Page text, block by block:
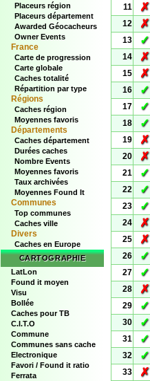
Placeurs région
Placeurs département
Awarded Géocacheurs
Owner Events
France
Carte de progression
Carte globale
Caches totalité
Répartition par type
Régions
Caches région
Moyennes favoris
Départements
Caches département
Durées caches
Nombre Events
Moyennes favoris
Taux archivées
Moyennes Found It
Communes
Top communes
Caches ville
Divers
Caches en Europe
CARTOGRAPHIE
LatLon
Found it moyen
Visu
Bollée
Caches pour TB
C.I.T.O
Commune
Communes sans cache
Electronique
Favori / Found it ratio
Ferrata
11
✗
12
✗
13
✓
14
✗
15
✗
16
✓
17
✓
18
✓
19
✗
20
✗
21
✓
22
✓
23
✓
24
✗
25
✗
26
✓
27
✓
28
✗
29
✓
30
✓
31
✓
32
✓
33
✗